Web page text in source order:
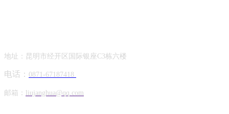
地址：昆明市经开区国际银座C3栋六楼
电话： 0871-67187418
邮箱： liujanghua@qq.com